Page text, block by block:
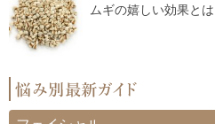
ムギの嬉しい効果とは